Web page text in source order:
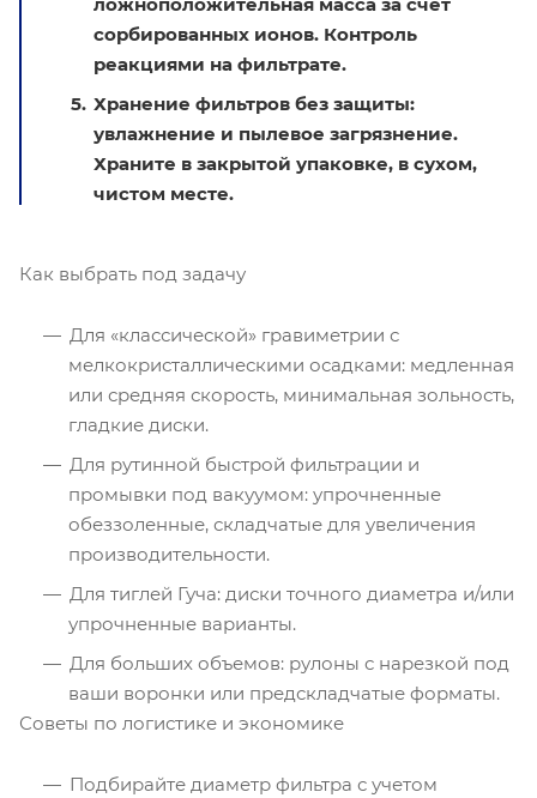
сорбированных ионов. Контроль
реакциями на фильтрате.
Хранение фильтров без защиты:
увлажнение и пылевое загрязнение.
Храните в закрытой упаковке, в сухом,
чистом месте.
Как выбрать под задачу
Для «классической» гравиметрии с
мелкокристаллическими осадками: медленная
или средняя скорость, минимальная зольность,
гладкие диски.
Для рутинной быстрой фильтрации и
промывки под вакуумом: упрочненные
обеззоленные, складчатые для увеличения
производительности.
Для тиглей Гуча: диски точного диаметра и/или
упрочненные варианты.
Для больших объемов: рулоны с нарезкой под
ваши воронки или предскладчатые форматы.
Советы по логистике и экономике
Подбирайте диаметр фильтра с учетом